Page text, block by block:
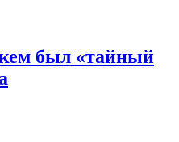
был «тайный